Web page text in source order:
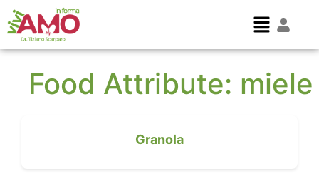
Food Attribute: miele
Granola